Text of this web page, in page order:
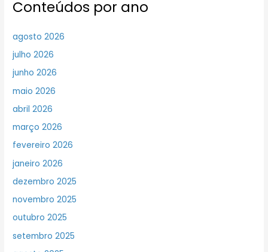
Conteúdos por ano
agosto 2026
julho 2026
junho 2026
maio 2026
abril 2026
março 2026
fevereiro 2026
janeiro 2026
dezembro 2025
novembro 2025
outubro 2025
setembro 2025